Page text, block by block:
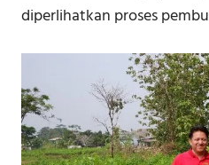
diperlihatkan proses